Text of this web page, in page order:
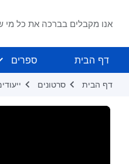
אנו מקבלים בברכה את כל
דף הבית ספרים
דף הבית סרטונים